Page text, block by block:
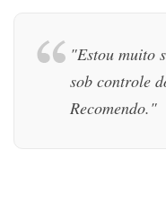
"Estou muito
sob controle
Recomendo."